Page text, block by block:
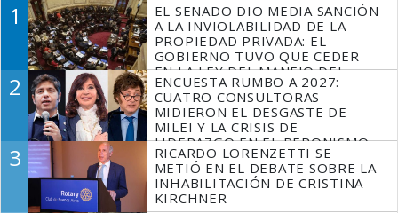
1
EL SENADO DIO MEDIA SANCIÓN
A LA INVIOLABILIDAD DE LA
PROPIEDAD PRIVADA: EL
GOBIERNO TUVO QUE CEDER
EN LA LEY DEL MANEJO DEL
FUEGO
2
ENCUESTA RUMBO A 2027:
CUATRO CONSULTORAS
MIDIERON EL DESGASTE DE
MILEI Y LA CRISIS DE
LIDERAZGO EN EL PERONISMO
3
RICARDO LORENZETTI SE
METIÓ EN EL DEBATE SOBRE LA
INHABILITACIÓN DE CRISTINA
KIRCHNER